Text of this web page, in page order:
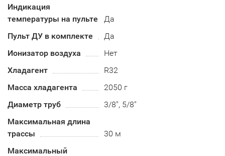
Индикация
температуры на пульте
Да
Пульт ДУ в комплекте
Да
Ионизатор воздуха
Нет
Хладагент
R32
Масса хладагента
2050 г
Диаметр труб
3/8", 5/8"
Максимальная длина
трассы
30 м
Максимальный